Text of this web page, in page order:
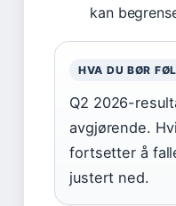
kan
HVA DU BØR
Q2 2026-
avgjørende.
fortsetter å
justert ned.